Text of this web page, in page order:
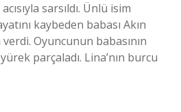
sarsıldı. Ünlü isim
kaybeden babası Akın
Oyuncunun babasının
parçaladı. Lina’nın burcu